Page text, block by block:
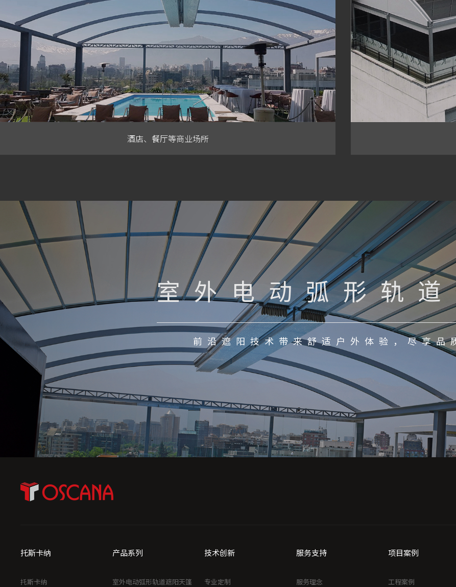
酒店、餐厅等商业场所
室外电动弧形轨
前沿遮阳技术带来舒适户外体验，尽享品
托斯卡纳
托斯卡纳
产品系列
室外电动弧形轨道遮阳天篷
技术创新
专业定制
服务支持
服务理念
项目案例
工程案例